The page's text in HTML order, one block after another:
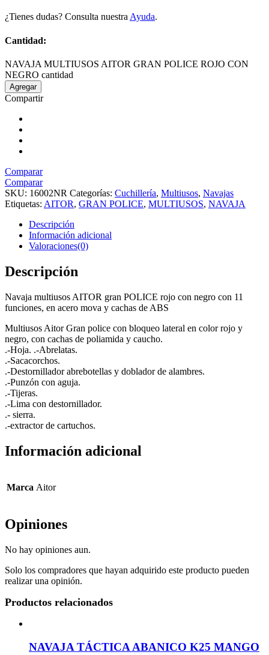
¿Tienes dudas? Consulta nuestra Ayuda.
Cantidad:
NAVAJA MULTIUSOS AITOR GRAN POLICE ROJO CON
NEGRO cantidad
Agregar
Compartir
Comparar
Comparar
SKU: 16002NR Categorías: Cuchillería, Multiusos, Navajas
Etiquetas: AITOR, GRAN POLICE, MULTIUSOS, NAVAJA
Descripción
Información adicional
Valoraciones(0)
Descripción
Navaja multiusos AITOR gran POLICE rojo con negro con 11
funciones, en acero mova y cachas de ABS
Multiusos Aitor Gran police con bloqueo lateral en color rojo y
negro, con cachas de poliamida y caucho.
.-Hoja. .-Abrelatas.
.-Sacacorchos.
.-Destornillador abrebotellas y doblador de alambres.
.-Punzón con aguja.
.-Tijeras.
.-Lima con destornillador.
.- sierra.
.-extractor de cartuchos.
Información adicional
Marca Aitor
Opiniones
No hay opiniones aun.
Solo los compradores que hayan adquirido este producto pueden
realizar una opinión.
Productos relacionados
NAVAJA TÁCTICA ABANICO K25 MANGO